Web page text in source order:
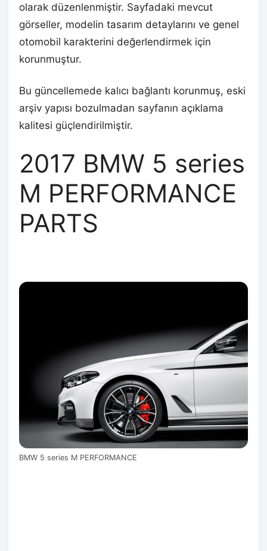
olarak düzenlenmiştir. Sayfadaki mevcut
görseller, modelin tasarım detaylarını ve genel
otomobil karakterini değerlendirmek için
korunmuştur.
Bu güncellemede kalıcı bağlantı korunmuş, eski
arşiv yapısı bozulmadan sayfanın açıklama
kalitesi güçlendirilmiştir.
2017 BMW 5 series
M PERFORMANCE
PARTS
BMW 5 series M PERFORMANCE